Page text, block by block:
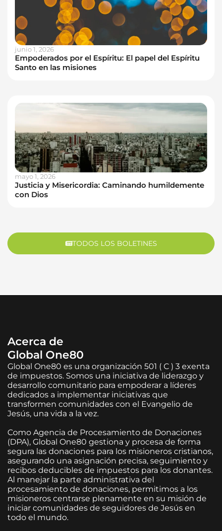
junio 1, 2026
Empoderados por el Espíritu: El papel del Espíritu
Santo en las misiones
mayo 1, 2026
Justicia y Misericordia: Caminando humildemente
con Dios
TODOS LOS BOLETINES
Acerca de
Global One80
Global One80 es una organización 501 ( C ) 3 exenta
de impuestos. Somos una iniciativa de liderazgo y
desarrollo comunitario para empoderar a líderes
dedicados a implementar iniciativas que
transformen comunidades con el Evangelio de
Jesús, una vida a la vez.
Como Agencia de Procesamiento de Donaciones
(DPA), Global One80 gestiona y procesa de forma
segura las donaciones para los misioneros cristianos,
asegurando una asignación precisa, seguimiento y
recibos deducibles de impuestos para los donantes.
Al manejar la parte administrativa del
procesamiento de donaciones, permitimos a los
misioneros centrarse plenamente en su misión de
iniciar comunidades de seguidores de Jesús en
todo el mundo.